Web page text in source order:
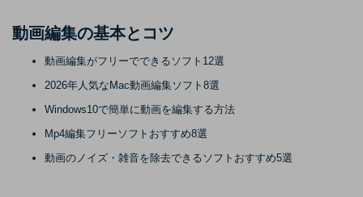
動画編集の基本とコツ
動画編集がフリーでできるソフト12選
2026年人気なMac動画編集ソフト8選
Windows10で簡単に動画を編集する方法
Mp4編集フリーソフトおすすめ8選
動画のノイズ・雑音を除去できるソフトおすすめ5選